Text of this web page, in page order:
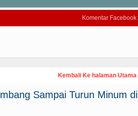
Komentar Facebook
Kembali Ke halaman Utama
Sampai Turun Minum di